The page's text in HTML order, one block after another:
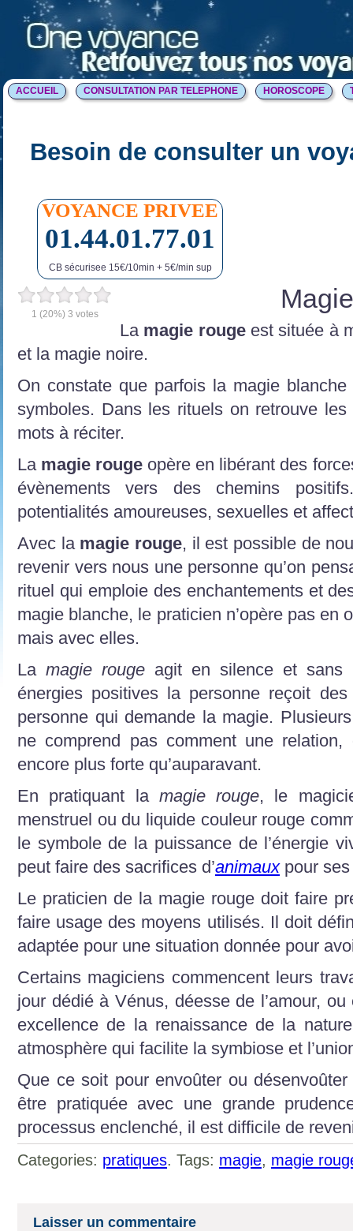
ACCUEIL CONSULTATION PAR TELEPHONE HOROSCOPE
Besoin de consulter un
VOYANCE PRIVEE
01.44.01.77.01
CB sécurisee 15€/10min + 5€/min sup
1 (20%) 3 votes
La magie rougeest située à
et la magie noire.
On constate que parfois la magie
symboles. Dans les rituels on retrouve les
mots à réciter.
La magie rouge opère en libérant des
évènements vers des chemins
potentialités amoureuses, sexuelles et
Avec la magie rouge, il est possible de
revenir vers nous une personne qu’on
rituel qui emploie des enchantements et
magie blanche, le praticien n’opère pas en
mais avec elles.
La magie rouge agit en silence et sans
énergies positives la personne reçoit
personne qui demande la magie.
ne comprend pas comment une
encore plus forte qu’auparavant.
En pratiquant la magie rouge, le
menstruel ou du liquide couleur rouge
le symbole de la puissance de l’énergie
peut faire des sacrifices d’animauxpour ses
Le praticien de la magie rouge doit faire
faire usage des moyens utilisés. Il doit
adaptée pour une situation donnée pour
Certains magiciens commencent leurs
jour dédié à Vénus, déesse de l’amour,
excellence de la renaissance de la
atmosphère qui facilite la symbiose et
Que ce soit pour envoûter ou
être pratiquée avec une grande
processus enclenché, il est difficile de
Categories: pratiques. Tags: magie, magie
Laisser un commentaire